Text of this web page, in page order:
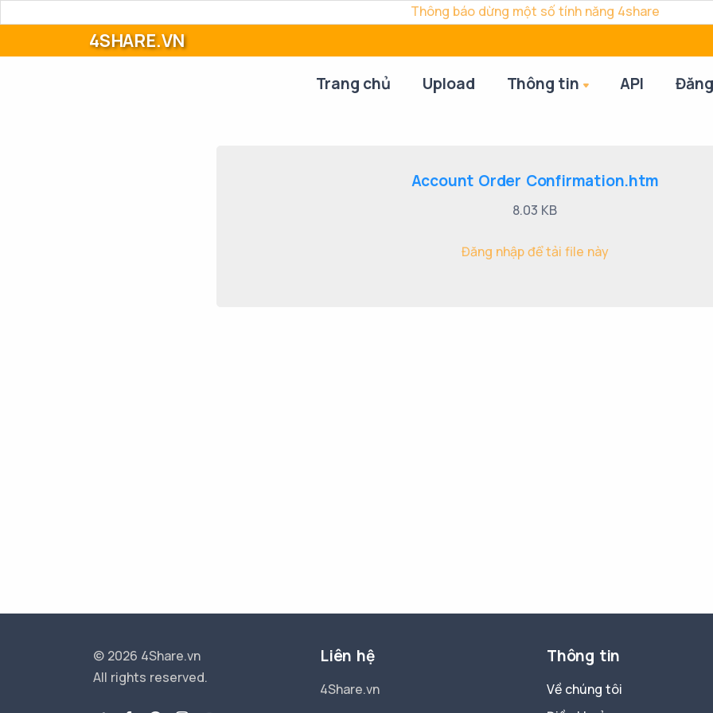
Thông báo dừng một số tính năng 4share
4SHARE.VN
Trang chủ Upload Thông tin API
Account Order Confirmation.htm
8.03 KB
Đăng nhập để tải file này
© 2026 4Share.vn
All rights reserved.
Liên hệ
4Share.vn
Thông tin
Về chúng tôi